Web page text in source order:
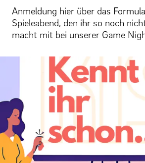
Anmeldung hier über das
Spieleabend, den ihr so noch
macht mit bei unserer Game